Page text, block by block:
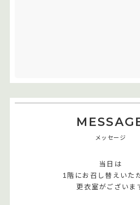
メッセージ
当日は
1階にお召し替えいた
更衣室がございま